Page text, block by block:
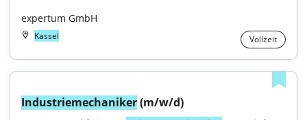
expertum GmbH
Kassel Vollzeit
Industriemechaniker (m/w/d)